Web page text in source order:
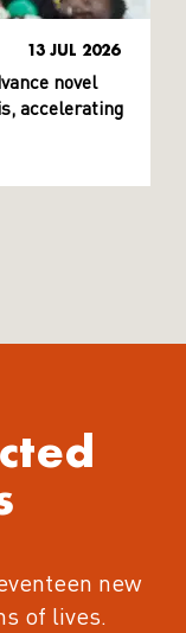
13 JUL 2026
novel
accelerating
new
of lives.